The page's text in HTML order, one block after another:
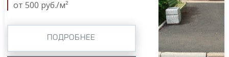
от 500 руб./м²
ПОДРОБНЕЕ